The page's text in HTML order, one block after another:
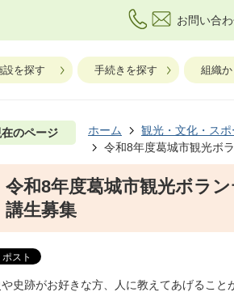
お問い合
設を探す 手続きを探す 組織
のページ ホーム
観光・文化・スポ
令和8年度葛城市観光ボ
令和8年度葛城市観光ボラ
講生募集
や史跡がお好きな方、人に教えてあげるこ